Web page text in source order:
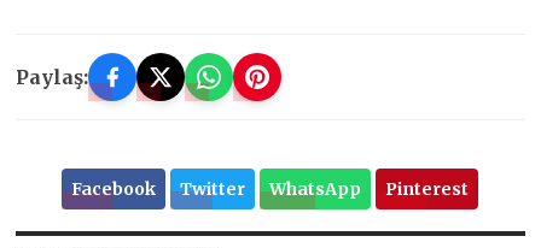
Paylaş:
Facebook Twitter WhatsApp Pinterest